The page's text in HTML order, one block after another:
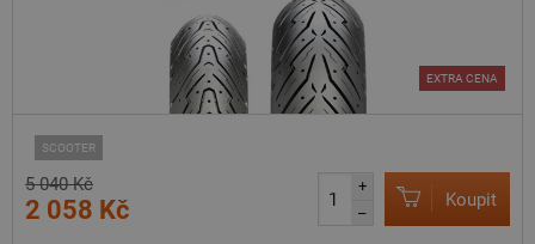
SCOOTER
EXTRA CENA
5 040 Kč
2 058 Kč
+
–
Koupit